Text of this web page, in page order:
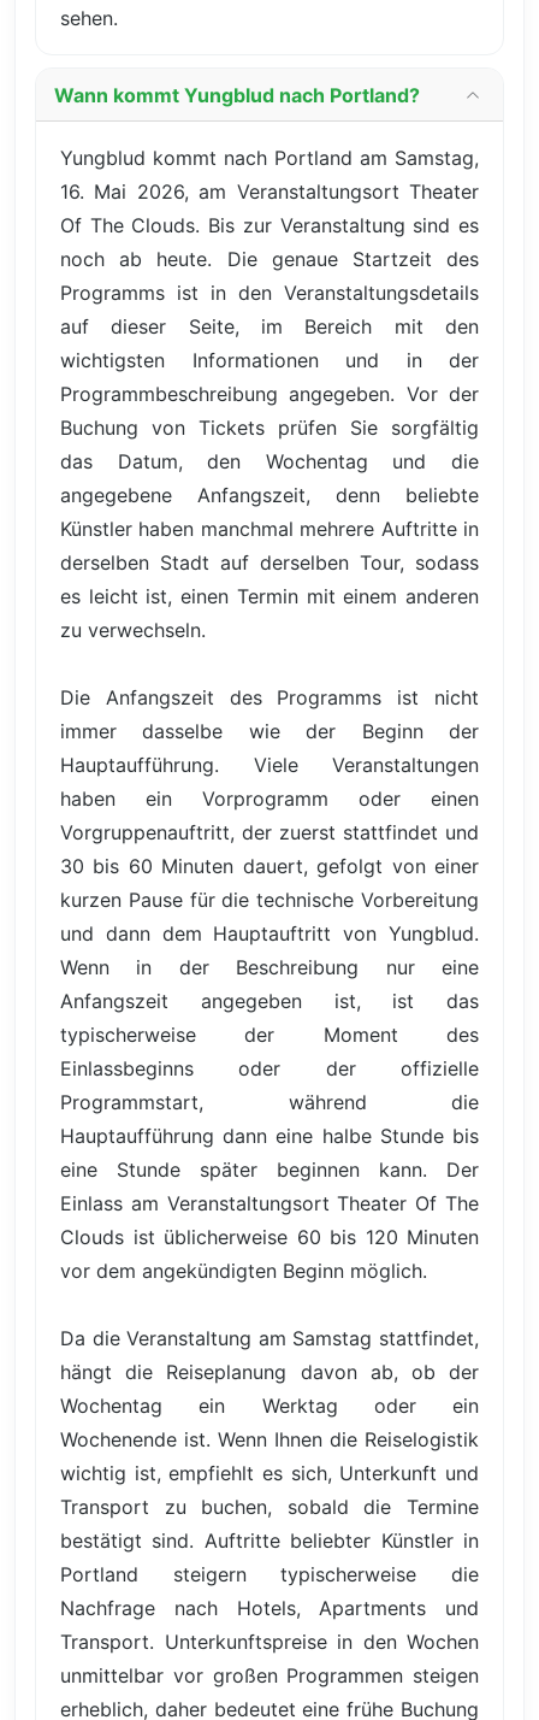
sehen.
Wann kommt Yungblud nach Portland?
Yungblud kommt nach Portland am Samstag,
16. Mai 2026, am Veranstaltungsort Theater
Of The Clouds. Bis zur Veranstaltung sind es
noch ab heute. Die genaue Startzeit des
Programms ist in den Veranstaltungsdetails
auf dieser Seite, im Bereich mit den
wichtigsten Informationen und in der
Programmbeschreibung angegeben. Vor der
Buchung von Tickets prüfen Sie sorgfältig
das Datum, den Wochentag und die
angegebene Anfangszeit, denn beliebte
Künstler haben manchmal mehrere Auftritte in
derselben Stadt auf derselben Tour, sodass
es leicht ist, einen Termin mit einem anderen
zu verwechseln.
Die Anfangszeit des Programms ist nicht
immer dasselbe wie der Beginn der
Hauptaufführung. Viele Veranstaltungen
haben ein Vorprogramm oder einen
Vorgruppenauftritt, der zuerst stattfindet und
30 bis 60 Minuten dauert, gefolgt von einer
kurzen Pause für die technische Vorbereitung
und dann dem Hauptauftritt von Yungblud.
Wenn in der Beschreibung nur eine
Anfangszeit angegeben ist, ist das
typischerweise der Moment des
Einlassbeginns oder der offizielle
Programmstart, während die
Hauptaufführung dann eine halbe Stunde bis
eine Stunde später beginnen kann. Der
Einlass am Veranstaltungsort Theater Of The
Clouds ist üblicherweise 60 bis 120 Minuten
vor dem angekündigten Beginn möglich.
Da die Veranstaltung am Samstag stattfindet,
hängt die Reiseplanung davon ab, ob der
Wochentag ein Werktag oder ein
Wochenende ist. Wenn Ihnen die Reiselogistik
wichtig ist, empfiehlt es sich, Unterkunft und
Transport zu buchen, sobald die Termine
bestätigt sind. Auftritte beliebter Künstler in
Portland steigern typischerweise die
Nachfrage nach Hotels, Apartments und
Transport. Unterkunftspreise in den Wochen
unmittelbar vor großen Programmen steigen
erheblich, daher bedeutet eine frühe Buchung